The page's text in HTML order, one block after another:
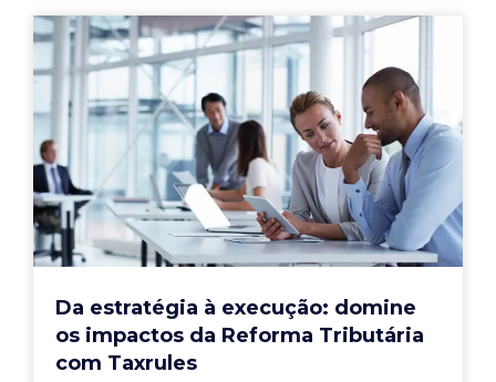
Da estratégia à execução: domine
os impactos da Reforma Tributária
com Taxrules